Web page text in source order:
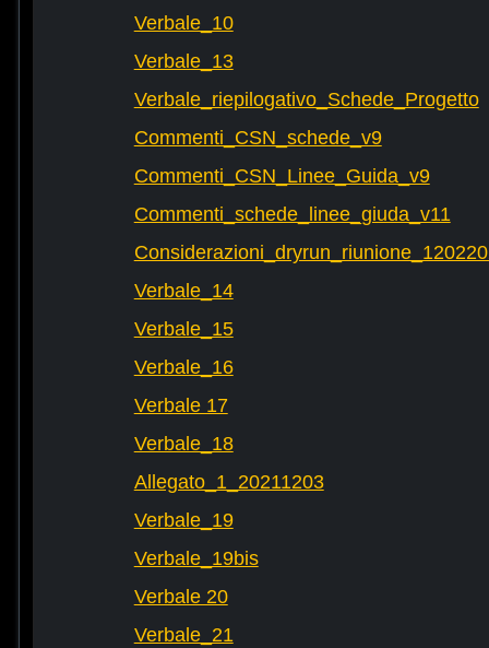
Verbale_10
Verbale_13
Verbale_riepilogativo_Schede_Progetto
Commenti_CSN_schede_v9
Commenti_CSN_Linee_Guida_v9
Commenti_schede_linee_giuda_v11
Verbale_14
Verbale_15
Verbale_16
Verbale 17
Verbale_18
Allegato_1_20211203
Verbale_19
Verbale_19bis
Verbale 20
Verbale_21